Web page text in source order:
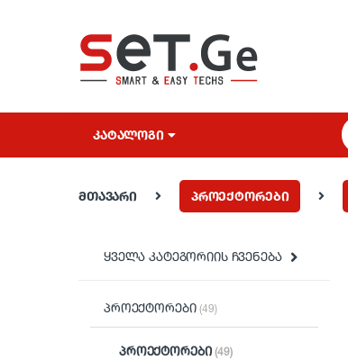
ᲙᲐᲢᲐᲚᲝᲒᲘ
მთავარი პროექტორები
ყველა კატეგორიის ჩვენება
პროექტორები(49)
პროექტორები(49)